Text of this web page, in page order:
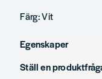
Färg: Vit
Egenskaper
Produkttyp
Ställ en